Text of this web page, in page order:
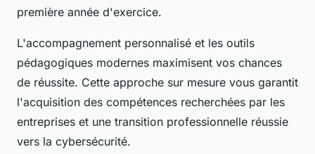
première année d'exercice.
L'accompagnement personnalisé et les outils
pédagogiques modernes maximisent vos chances
de réussite. Cette approche sur mesure vous garantit
l'acquisition des compétences recherchées par les
entreprises et une transition professionnelle réussie
vers la cybersécurité.